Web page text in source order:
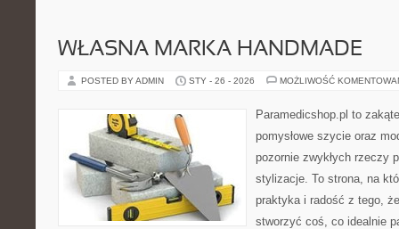
WŁASNA MARKA HANDMADE
POSTED BY ADMIN STY - 26 - 2026 MOŻLIWOŚĆ
Paramedicshop.pl to
pomysłowe szycie oraz
pozornie zwykłych rzeczy
stylizacje. To strona, na
praktyka i radość z tego,
stworzyć coś, co idealnie